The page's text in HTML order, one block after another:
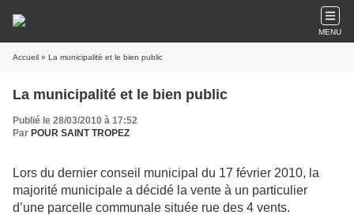
MENU
Accueil » La municipalité et le bien public
La municipalité et le bien public
Publié le 28/03/2010 à 17:52
Par POUR SAINT TROPEZ
Lors du dernier conseil municipal du 17 février 2010, la
majorité municipale a décidé la vente à un particulier
d’une parcelle communale située rue des 4 vents.